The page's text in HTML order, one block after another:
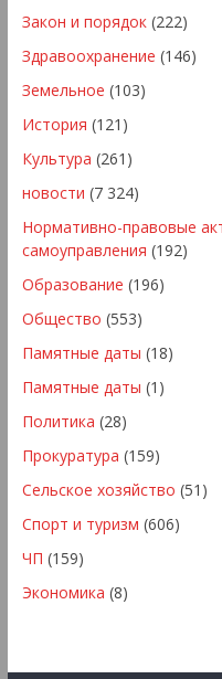
Закон и порядок(222)
Здравоохранение (146)
Земельное (103)
История (121)
Культура (261)
новости (7 324)
Нормативно-правовые
самоуправления (192)
Образование (196)
Общество (553)
Памятные даты (18)
Памятные даты (1)
Политика (28)
Прокуратура (159)
Сельское хозяйство (51)
Спорт и туризм (606)
ЧП (159)
Экономика (8)